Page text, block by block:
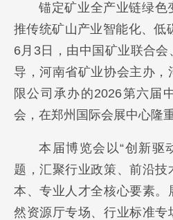
锚定矿业全产业链绿色
推传统矿山产业智能化、低
6月3日，由中国矿业联合
导，河南省矿业协会主办
限公司承办的2026第六届
会，在郑州国际会展中心隆
本届博览会以“创新驱
题，汇聚行业政策、前沿
本、专业人才全核心要素。
然资源厅专场、行业标准专